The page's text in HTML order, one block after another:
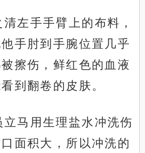
左手手臂上的布料，
手肘到手腕位置几乎
擦伤，鲜红色的血液
到翻卷的皮肤。
立马用生理盐水冲洗伤
面积大，所以冲洗的